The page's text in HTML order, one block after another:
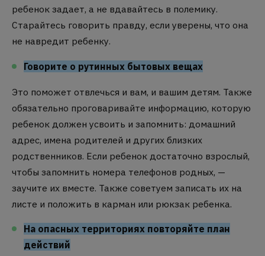
ребенок задает, а не вдавайтесь в полемику.
Старайтесь говорить правду, если уверены, что она
не навредит ребенку.
Говорите о рутинных бытовых вещах
Это поможет отвлечься и вам, и вашим детям. Также
обязательно проговаривайте информацию, которую
ребенок должен усвоить и запомнить: домашний
адрес, имена родителей и других близких
родственников. Если ребенок достаточно взрослый,
чтобы запомнить номера телефонов родных, —
заучите их вместе. Также советуем записать их на
листе и положить в карман или рюкзак ребенка.
На опасных территориях повторяйте план
действий